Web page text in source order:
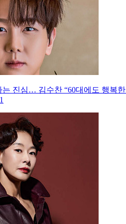
는 진심… 김수찬 “60대에도 행복